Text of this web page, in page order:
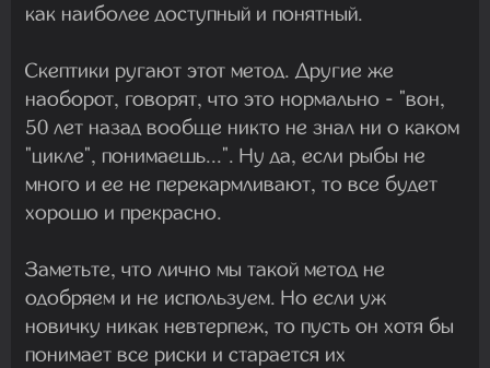
как наиболее доступный и понятный.
Скептики ругают этот метод. Другие же
наоборот, говорят, что это нормально - "вон,
50 лет назад вообще никто не знал ни о каком
"цикле", понимаешь...". Ну да, если рыбы не
много и ее не перекармливают, то все будет
хорошо и прекрасно.
Заметьте, что лично мы такой метод не
одобряем и не используем. Но если уж
новичку никак невтерпеж, то пусть он хотя бы
понимает все риски и старается их